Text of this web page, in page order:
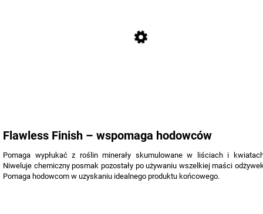
Flawless Finish – wspomaga hodowców
Pomaga wypłukać z roślin minerały skumulowane w liściach i
Niweluje chemiczny posmak pozostały po używaniu wszelkiej maści
Pomaga hodowcom w uzyskaniu idealnego produktu końcowego.